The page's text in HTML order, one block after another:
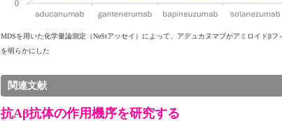
MDSを用いた化学量論測定（NeStアッセイ）によって、アデュカヌマブがアミロイドβ
を明らかにした
関連文献
抗Aβ抗体の作用機序を研究する